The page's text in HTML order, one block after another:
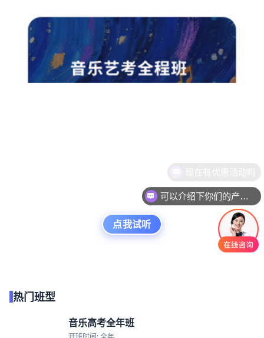
点我试听
热门班型
音乐高考全年班